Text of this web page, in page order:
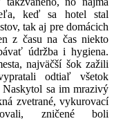
keď sa hotel stal
tak aj pre domácich
z času na čas niekto
údržba i hygiena.
najväčší šok zažili
odtiaľ všetok
sa im mrazivý
zvetrané, vykurovací
zničené boli